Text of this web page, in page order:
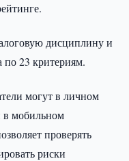
дисциплину и
по 23 критериям.
могут в личном
в мобильном
проверять
риски